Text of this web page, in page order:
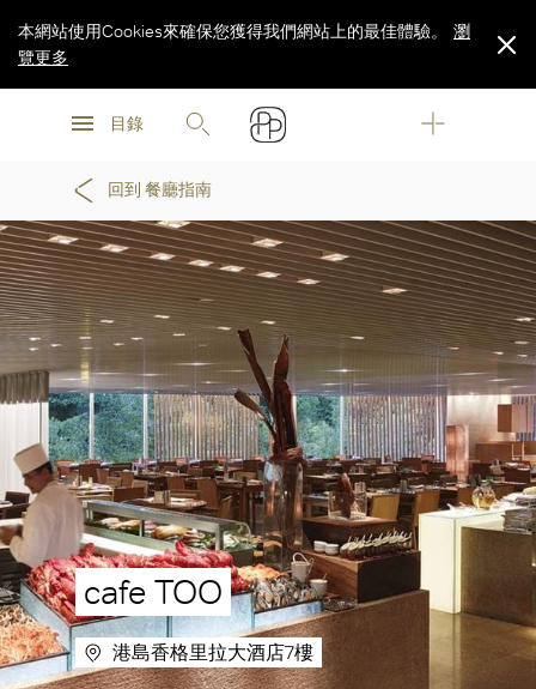
瀏
目錄
本網站使用Cookies來確保您獲得我們網站上的最佳體驗。
瀏
覽更多
回到 餐廳指南
cafe TOO
港島香格里拉大酒店7樓